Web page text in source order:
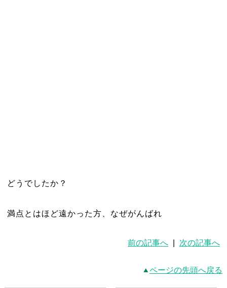
どうでしたか？
満点とはほど遠かった方、なぜがんばれ
前の記事へ 次の記事へ
ページの先頭へ戻る